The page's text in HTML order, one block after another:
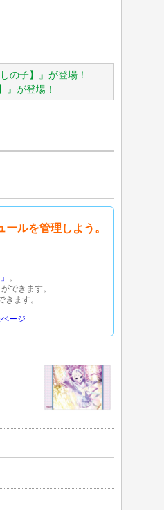
の子】』が登場！
』が登場！
ルを管理しよう。
。
できます。
ます。
ージ